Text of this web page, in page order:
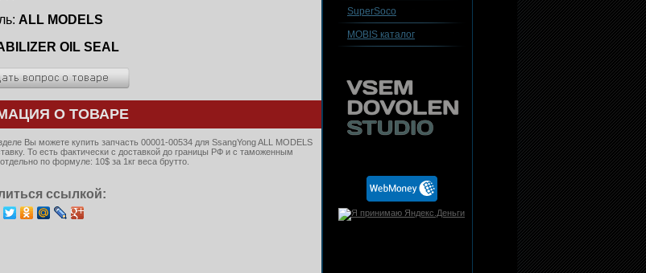
ALL MODELS
OIL SEAL
О ТОВАРЕ
Вы можете купить запчасть 00001-00534 для SsangYong ALL MODELS
То есть фактически с доставкой до границы РФ и с таможенным
по формуле: 10$ за 1кг веса брутто.
ссылкой:
SuperSoco
MOBIS каталог